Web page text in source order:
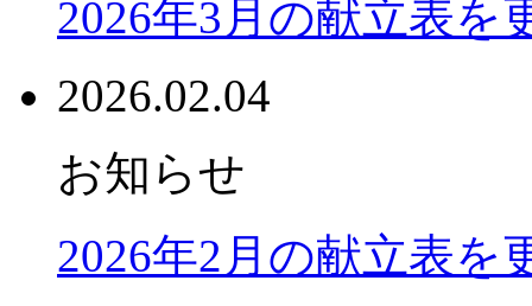
2026年3月の献立表を
2026.02.04
お知らせ
2026年2月の献立表を